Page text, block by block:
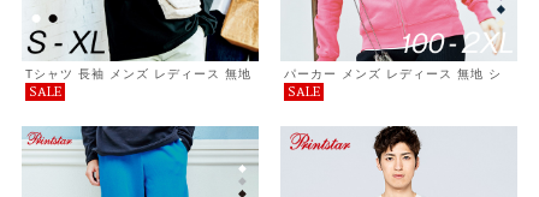
Tシャツ 長袖 メンズ レディース 無地
ヘヴィーウェイト ビッグシルエット長
プラ コーデ 重ね着 春 秋 5.6oz 服
SALE
パーカー メンズ レディース 無地 シ
ンプル キッズ カジュアル おしゃれ
ー 裏毛 8.4オンス ゆったり 春 秋 巣
ごもり プチプラ コーデ
SALE